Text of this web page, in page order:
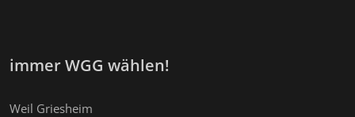
immer WGG wählen!
Weil Griesheim